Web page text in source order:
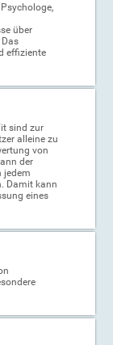
über
effiziente
sind zur
alleine zu
von
der
jedem
Damit kann
eines